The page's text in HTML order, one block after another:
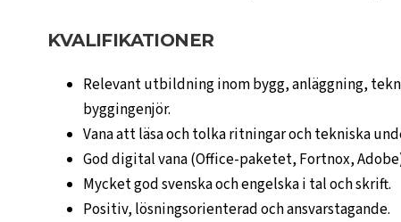
KVALIFIKATIONER
Relevant utbildning inom bygg, anläggning,
byggingenjör.
Vana att läsa och tolka ritningar och tekniska
God digital vana (Office-paketet, Fortnox,
Mycket god svenska och engelska i tal och skrift.
Positiv, lösningsorienterad och ansvarstagande.